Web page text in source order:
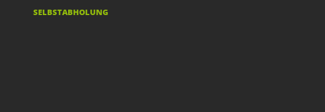
SELBSTABHOLUNG